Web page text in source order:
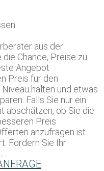
aus der
Chance, Preise zu
Angebot
Preis für den
halten und etwas
Falls Sie nur ein
abschätzen, ob Sie die
Preis
anzufragen ist
Fordern Sie Ihr